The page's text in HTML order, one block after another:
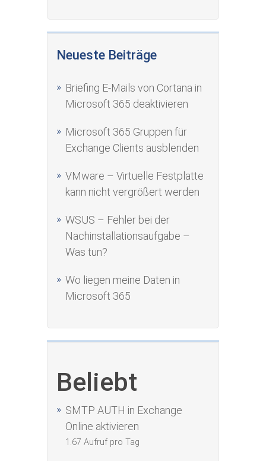
Neueste Beiträge
Briefing E-Mails von Cortana in
Microsoft 365 deaktivieren
Microsoft 365 Gruppen für
Exchange Clients ausblenden
VMware – Virtuelle Festplatte
kann nicht vergrößert werden
WSUS – Fehler bei der
Nachinstallationsaufgabe –
Was tun?
Wo liegen meine Daten in
Microsoft 365
Beliebt
SMTP AUTH in Exchange
Online aktivieren
1.67 Aufruf pro Tag